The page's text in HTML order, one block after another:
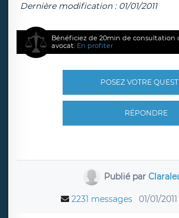
Dernière modification : 01/01/2011
Bénéficiez de 20min de consultation
avocat. En profiter
POSEZ VOTRE
RÉPONDRE
Publié par
2231 messages 01/01/2011